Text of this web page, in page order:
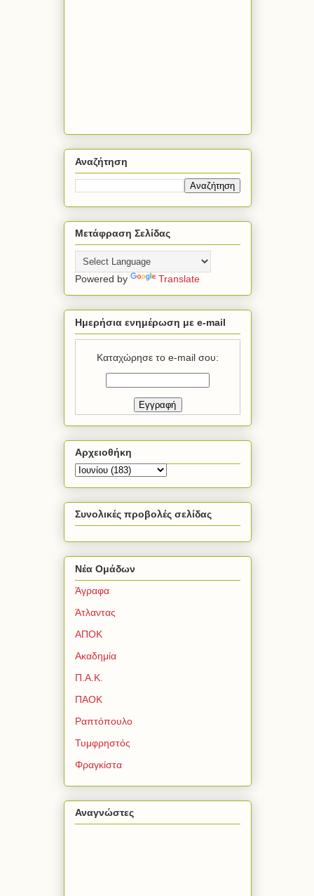
Αναζήτηση
Μετάφραση Σελίδας
Powered by Translate
Ημερήσια ενημέρωση με e-mail
Καταχώρησε το e-mail σου:
Αρχειοθήκη
Συνολικές προβολές σελίδας
Νέα Ομάδων
Άγραφα
Άτλαντας
ΑΠΟΚ
Ακαδημία
Π.Α.Κ.
ΠΑΟΚ
Ραπτόπουλο
Τυμφρηστός
Φραγκίστα
Αναγνώστες